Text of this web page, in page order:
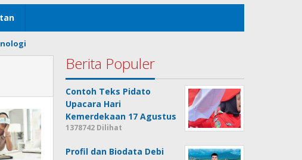
Berita Populer
Contoh Teks Pidato
Upacara Hari
Kemerdekaan 17 Agustus
1378742 Dilihat
Profil dan Biodata Debi